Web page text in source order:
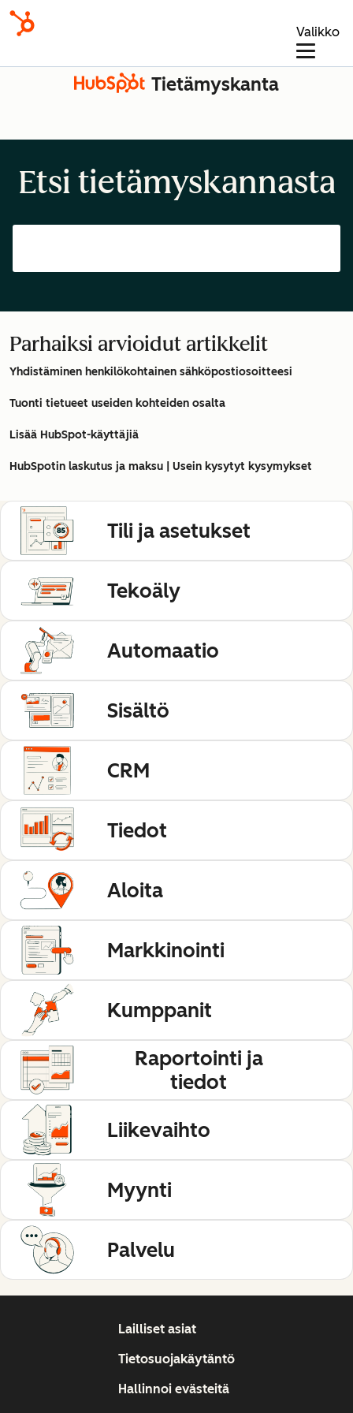
Valikko
Tietämyskanta
Etsi tietämyskannasta
Parhaiksi arvioidut artikkelit
Yhdistäminen henkilökohtainen sähköpostiosoitteesi
Tuonti tietueet useiden kohteiden osalta
Lisää HubSpot-käyttäjiä
HubSpotin laskutus ja maksu | Usein kysytyt kysymykset
Tili ja asetukset
Tekoäly
Automaatio
Sisältö
CRM
Tiedot
Aloita
Markkinointi
Kumppanit
Raportointi ja
tiedot
Liikevaihto
Myynti
Palvelu
Lailliset asiat
Tietosuojakäytäntö
Hallinnoi evästeitä